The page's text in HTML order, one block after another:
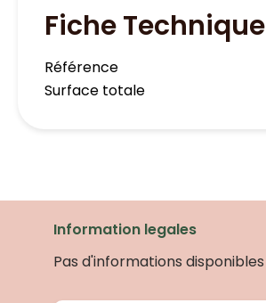
Fiche Technique
Référence
Surface totale
Information legales
Pas d'informations disponibles